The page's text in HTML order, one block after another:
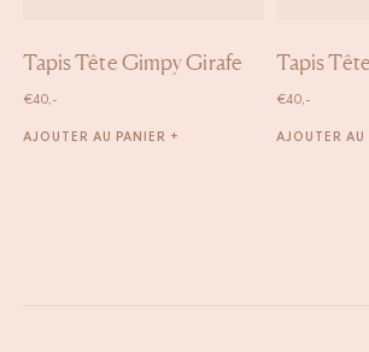
Tapis Tête Gimpy Girafe
€40,-
AJOUTER AU PANIER +
Tapis
€40,-
AJOUTER AU